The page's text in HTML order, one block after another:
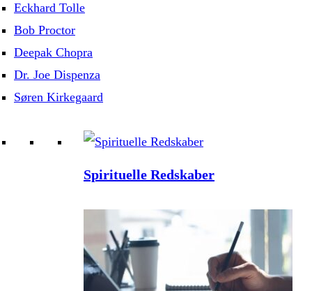
Eckhard Tolle
Bob Proctor
Deepak Chopra
Dr. Joe Dispenza
Søren Kirkegaard
Spirituelle Redskaber